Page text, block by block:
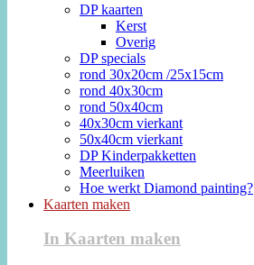
DP kaarten
Kerst
Overig
DP specials
rond 30x20cm /25x15cm
rond 40x30cm
rond 50x40cm
40x30cm vierkant
50x40cm vierkant
DP Kinderpakketten
Meerluiken
Hoe werkt Diamond painting?
Kaarten maken
In Kaarten maken